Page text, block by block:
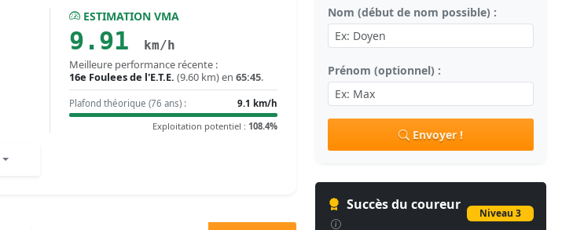
ESTIMATION VMA
9.91 km/h
Meilleure performance récente :
16e Foulees de l'E.T.E. (9.60 km) en 65:45.
Plafond théorique (76 ans) :
9.1 km/h
Exploitation potentiel : 108.4%
Nom (début de nom possible) :
Prénom (optionnel) :
Envoyer !
Succès du coureur
Niveau 3